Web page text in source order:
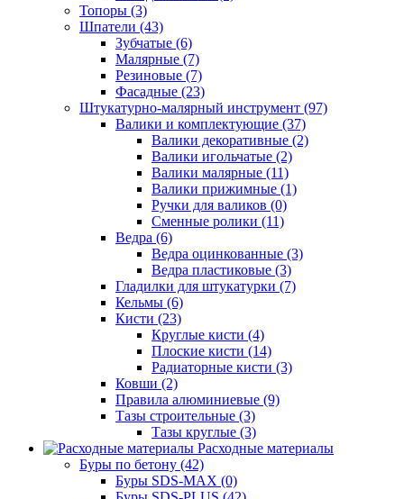
Топоры (3)
Шпатели (43)
Зубчатые (6)
Малярные (7)
Резиновые (7)
Фасадные (23)
Штукатурно-малярный инструмент (97)
Валики и комплектующие (37)
Валики декоративные (2)
Валики игольчатые (2)
Валики малярные (11)
Валики прижимные (1)
Ручки для валиков (0)
Сменные ролики (11)
Ведра (6)
Ведра оцинкованные (3)
Ведра пластиковые (3)
Гладилки для штукатурки (7)
Кельмы (6)
Кисти (23)
Круглые кисти (4)
Плоские кисти (14)
Радиаторные кисти (3)
Ковши (2)
Правила алюминиевые (9)
Тазы строительные (3)
Тазы круглые (3)
Расходные материалы
Буры по бетону (42)
Буры SDS-MAX (0)